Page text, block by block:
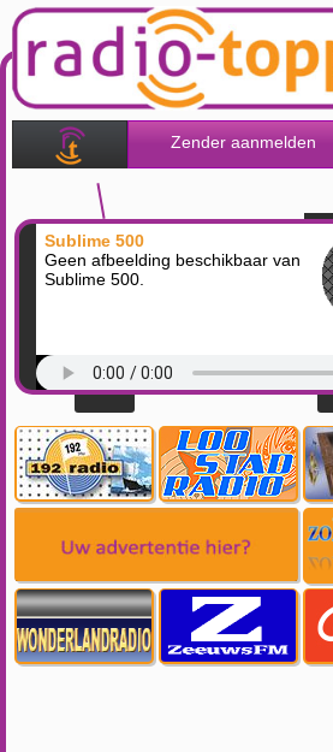
Zender aanmelden
Sublime 500
Geen afbeelding beschikbaar van
Sublime 500.